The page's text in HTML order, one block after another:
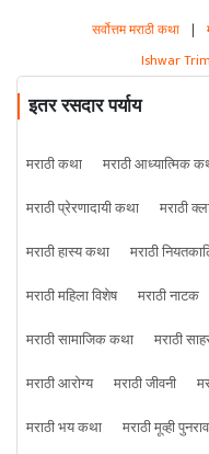
सर्वोत्तम मराठी कथा |
Ishwar
इतर रसदार पर्याय
मराठी कथा मराठी आध्यात्मिक
मराठी प्रेरणादायी कथा
मराठी
मराठी हास्य कथा
मराठी
मराठी महिला विशेष
मराठी नाटक
मराठी सामाजिक कथा
मराठी
मराठी आरोग्य
मराठी जीवनी
मराठी भय कथा
मराठी मूव्ही